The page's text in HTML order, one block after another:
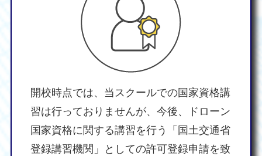
開校時点では、当スクールでの国家資格講
習は行っておりませんが、今後、ドローン
国家資格に関する講習を行う「国土交通省
登録講習機関」としての許可登録申請を致